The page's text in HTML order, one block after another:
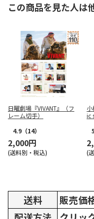
この商品を見た人は
日曜劇場『VIVANT』（フ
レーム切手）
4.9 （14）
2,000円
(送料別・税込)
ic
(
送料
販売価